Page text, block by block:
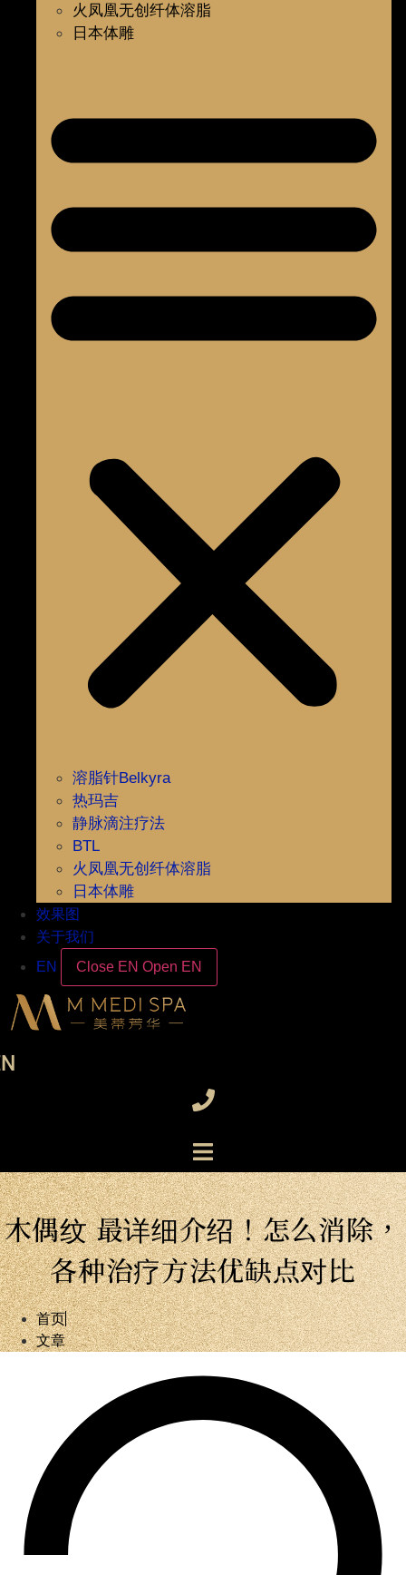
火凤凰无创纤体溶脂
日本体雕
溶脂针Belkyra
热玛吉
静脉滴注疗法
BTL
火凤凰无创纤体溶脂
日本体雕
效果图
关于我们
EN
Close EN Open EN
木偶纹 最详细介绍！怎么消除，
各种治疗方法优缺点对比
首页
文章